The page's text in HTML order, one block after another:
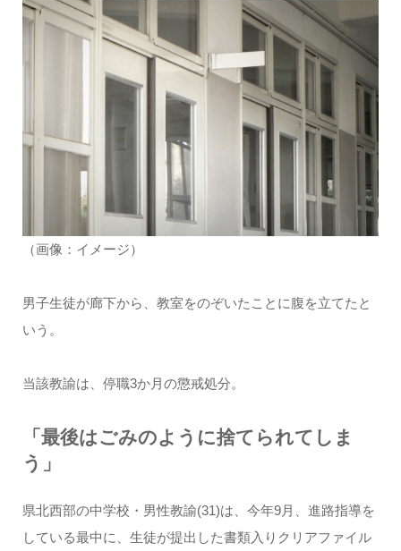
（画像：イメージ）
男子生徒が廊下から、教室をのぞいたことに腹を立てたと
いう。
当該教諭は、停職3か月の懲戒処分。
「最後はごみのように捨てられてしま
う」
県北西部の中学校・男性教諭(31)は、今年9月、進路指導を
している最中に、生徒が提出した書類入りクリアファイル